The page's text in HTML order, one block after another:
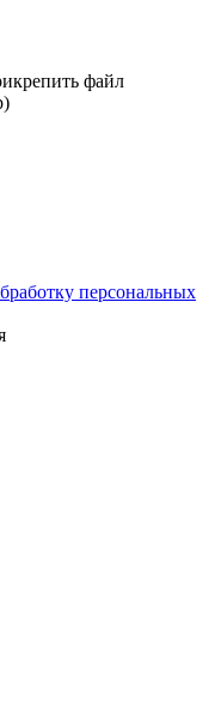
файл
персональных